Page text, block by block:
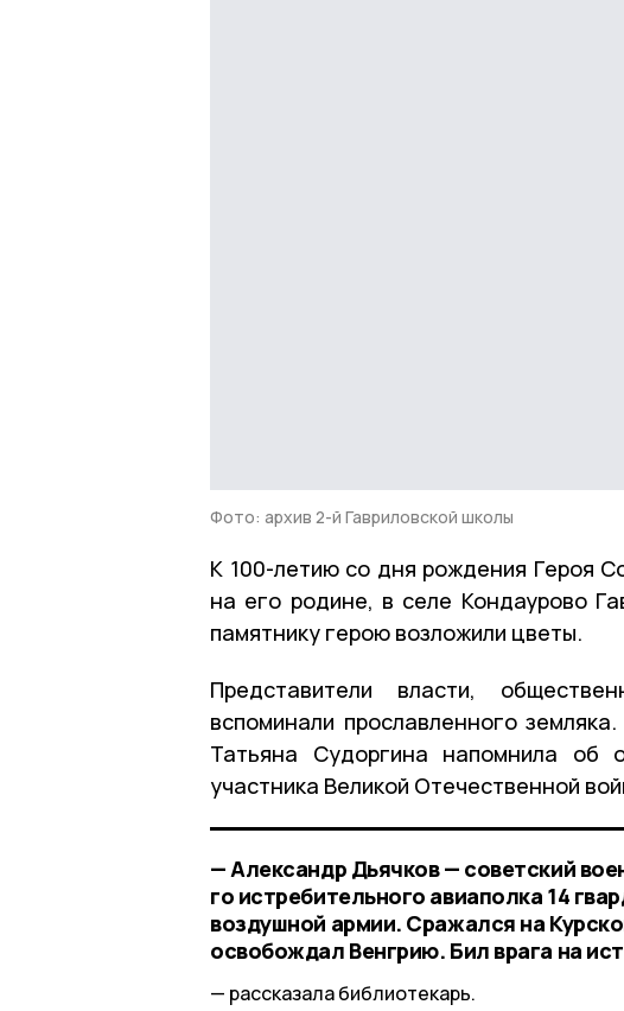
Фото: архив 2-й Гавриловской школы
К 100-летию со дня рождения Героя
на его родине, в селе Кондаурово
памятнику герою возложили цветы.
Представители власти,
вспоминали прославленного
Татьяна Судоргина напомнила об
участника Великой Отечественной
— Александр Дьячков — советский
го истребительного авиаполка 14
воздушной армии. Сражался на
освобождал Венгрию. Бил врага на
рассказала библиотекарь.